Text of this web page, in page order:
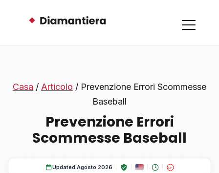
Casa / Articolo / Prevenzione Errori Scommesse
Baseball
Prevenzione Errori
Scommesse Baseball
Updated Agosto 2026 18+